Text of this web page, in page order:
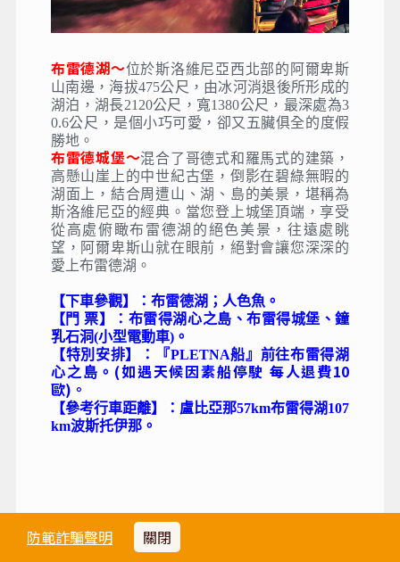
防範詐騙聲明 關閉
布雷德湖～位於斯洛維尼亞西北部的阿爾卑斯
山南邊，海拔475公尺，由冰河消退後所形成的
湖泊，湖長2120公尺，寬1380公尺，最深處為3
0.6公尺，是個小巧可愛，卻又五臟俱全的度假
勝地。
布雷德城堡～混合了哥德式和羅馬式的建築，
高懸山崖上的中世紀古堡，倒影在碧綠無暇的
湖面上，結合周遭山、湖、島的美景，堪稱為
斯洛維尼亞的經典。當您登上城堡頂端，享受
從高處俯瞰布雷德湖的絕色美景，往遠處眺
望，阿爾卑斯山就在眼前，絕對會讓您深深的
愛上布雷德湖。
【下車參觀】：布雷德湖；人色魚。
【門 票】：布雷得湖心之島、布雷得城堡、鐘
乳石洞(小型電動車)。
【特別安排】：『PLETNA船』前往布雷得湖
心之島。 (如遇天候因素船停駛 每人退費10
歐)。
【參考行車距離】：盧比亞那57km布雷得湖107
km波斯托伊那。
Day 4